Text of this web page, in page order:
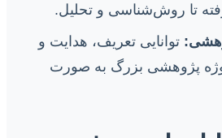
تا روش‌شناسی و تحلیل.
توانایی تعریف، هدایت و
پژوهشی بزرگ به صورت